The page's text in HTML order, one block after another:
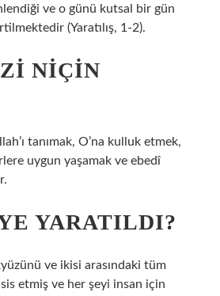
ve o günü kutsal bir gün
(Yaratılış, 1-2).
NIÇIN
tanımak, O’na kulluk etmek,
uygun yaşamak ve ebedî
YARATILDI?
ve ikisi arasındaki tüm
etmiş ve her şeyi insan için